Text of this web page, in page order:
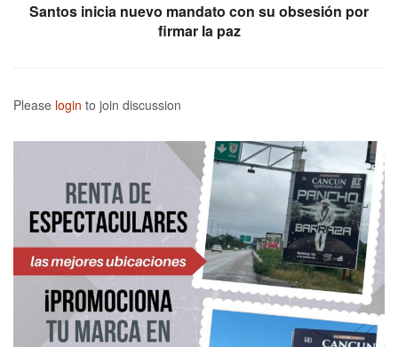
Santos inicia nuevo mandato con su obsesión por
firmar la paz
Please login to join discussion